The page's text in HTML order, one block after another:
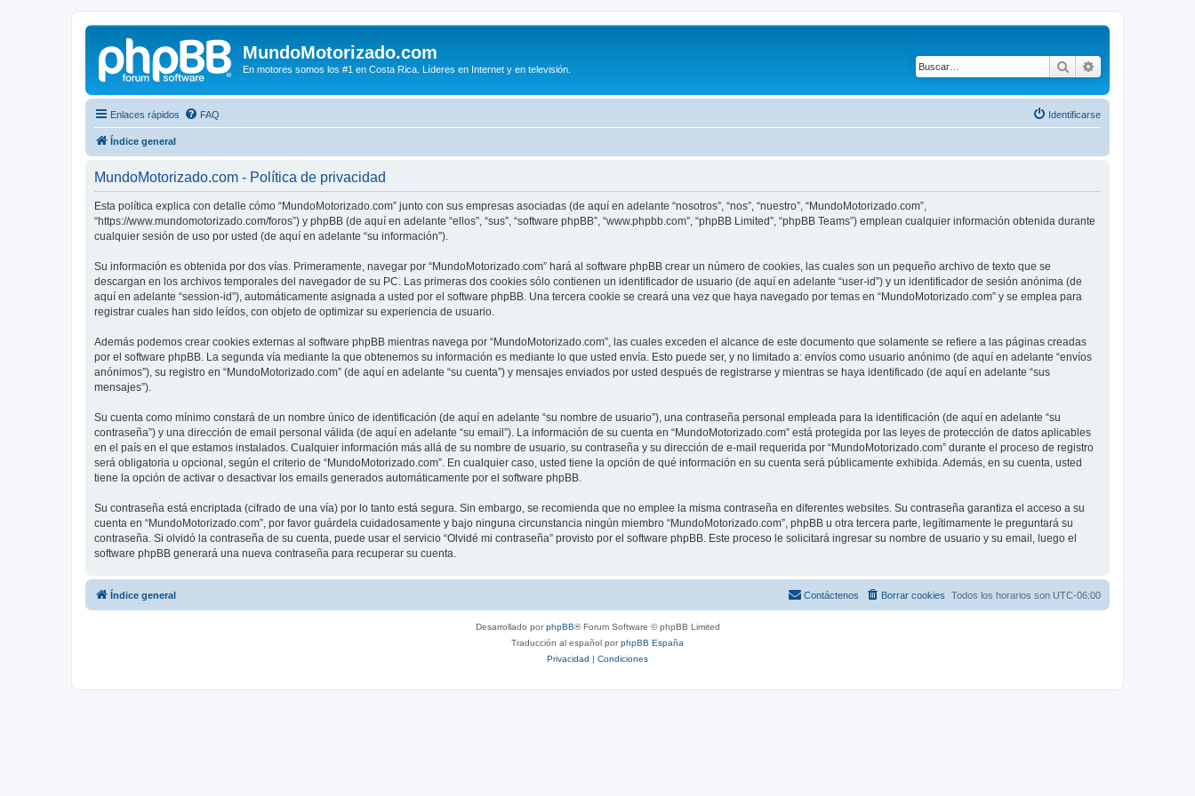
MundoMotorizado.com
En motores somos los #1 en Costa Rica. Líderes en Internet y en televisión. Buscar
Enlaces rápidos FAQ Identificarse
Índice general
MundoMotorizado.com - Política de privacidad
Esta política explica con detalle cómo “MundoMotorizado.com” junto con sus empresas asociadas (de aquí en adelante “nosotros”, “nos”, “nuestro”, “MundoMotorizado.com”,
“https://www.mundomotorizado.com/foros”) y phpBB (de aquí en adelante “ellos”, “sus”, “software phpBB”, “www.phpbb.com”, “phpBB Limited”, “phpBB Teams”) emplean cualquier información obtenida durante
cualquier sesión de uso por usted (de aquí en adelante “su información”).
Su información es obtenida por dos vías. Primeramente, navegar por “MundoMotorizado.com” hará al software phpBB crear un número de cookies, las cuales son un pequeño archivo de texto que se
descargan en los archivos temporales del navegador de su PC. Las primeras dos cookies sólo contienen un identificador de usuario (de aquí en adelante “user-id”) y un identificador de sesión anónima (de
aquí en adelante “session-id”), automáticamente asignada a usted por el software phpBB. Una tercera cookie se creará una vez que haya navegado por temas en “MundoMotorizado.com” y se emplea para
registrar cuales han sido leídos, con objeto de optimizar su experiencia de usuario.
Además podemos crear cookies externas al software phpBB mientras navega por “MundoMotorizado.com”, las cuales exceden el alcance de este documento que solamente se refiere a las páginas creadas
por el software phpBB. La segunda vía mediante la que obtenemos su información es mediante lo que usted envía. Esto puede ser, y no limitado a: envíos como usuario anónimo (de aquí en adelante “envíos
anónimos”), su registro en “MundoMotorizado.com” (de aquí en adelante “su cuenta”) y mensajes enviados por usted después de registrarse y mientras se haya identificado (de aquí en adelante “sus
mensajes”).
Su cuenta como mínimo constará de un nombre único de identificación (de aquí en adelante “su nombre de usuario”), una contraseña personal empleada para la identificación (de aquí en adelante “su
contraseña”) y una dirección de email personal válida (de aquí en adelante “su email”). La información de su cuenta en “MundoMotorizado.com” está protegida por las leyes de protección de datos aplicables
en el país en el que estamos instalados. Cualquier información más allá de su nombre de usuario, su contraseña y su dirección de e-mail requerida por “MundoMotorizado.com” durante el proceso de registro
será obligatoria u opcional, según el criterio de “MundoMotorizado.com”. En cualquier caso, usted tiene la opción de qué información en su cuenta será públicamente exhibida. Además, en su cuenta, usted
tiene la opción de activar o desactivar los emails generados automáticamente por el software phpBB.
Su contraseña está encriptada (cifrado de una vía) por lo tanto está segura. Sin embargo, se recomienda que no emplee la misma contraseña en diferentes websites. Su contraseña garantiza el acceso a su
cuenta en “MundoMotorizado.com”, por favor guárdela cuidadosamente y bajo ninguna circunstancia ningún miembro “MundoMotorizado.com”, phpBB u otra tercera parte, legítimamente le preguntará su
contraseña. Si olvidó la contraseña de su cuenta, puede usar el servicio “Olvidé mi contraseña” provisto por el software phpBB. Este proceso le solicitará ingresar su nombre de usuario y su email, luego el
software phpBB generará una nueva contraseña para recuperar su cuenta.
Índice general Todos los horarios son UTC-06:00
Borrar cookies
Contáctenos
Desarrollado porphpBB® Forum Software © phpBB Limited
Traducción al español porphpBB España
Privacidad | Condiciones